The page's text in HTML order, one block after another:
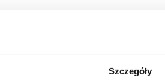
Szczegóły